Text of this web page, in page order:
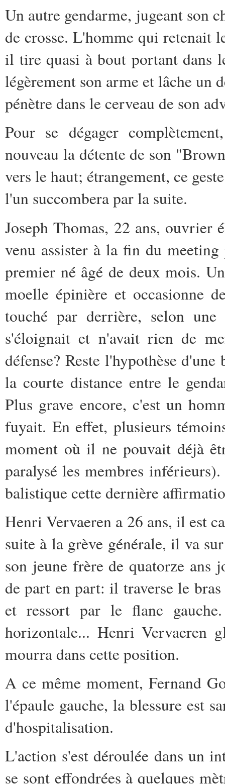
Un autre gendarme, jugeant son
de crosse. L'homme qui retenait
il tire quasi à bout portant dans
légèrement son arme et lâche un
pénètre dans le cerveau de son
Pour se dégager
nouveau la détente de son
vers le haut; étrangement, ce
l'un succombera par la suite.
Joseph Thomas, 22 ans, ouvrier
venu assister à la fin du
premier né âgé de deux mois.
moelle épinière et occasionne
touché par derrière, selon
s'éloignait et n'avait rien de
défense? Reste l'hypothèse
la courte distance entre le
Plus grave encore, c'est un
fuyait. En effet, plusieurs
moment où il ne pouvait déjà
paralysé les membres
balistique cette dernière
Henri Vervaeren a 26 ans, il est
suite à la grève générale, il va
son jeune frère de quatorze ans
de part en part: il traverse le
et ressort par le flanc
horizontale... Henri Vervaeren
mourra dans cette position.
A ce même moment, Fernand
l'épaule gauche, la blessure est
d'hospitalisation.
L'action s'est déroulée dans un
se sont effondrées à quelques